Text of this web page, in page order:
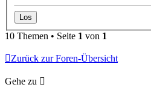
10 Themen • Seite 1 von 1
Zurück zur Foren-Übersicht
Gehe zu